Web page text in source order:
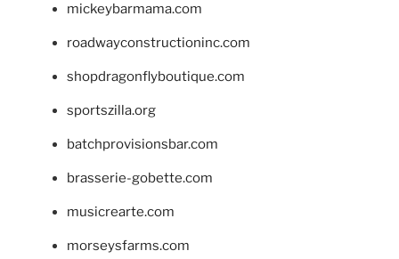
mickeybarmama.com
roadwayconstructioninc.com
shopdragonflyboutique.com
sportszilla.org
batchprovisionsbar.com
brasserie-gobette.com
musicrearte.com
morseysfarms.com